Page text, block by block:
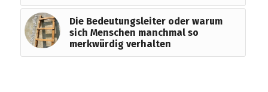
Die Bedeutungsleiter oder warum
sich Menschen manchmal so
merkwürdig verhalten